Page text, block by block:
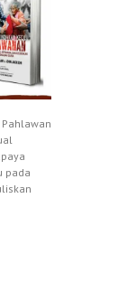
Pahlawan
pada